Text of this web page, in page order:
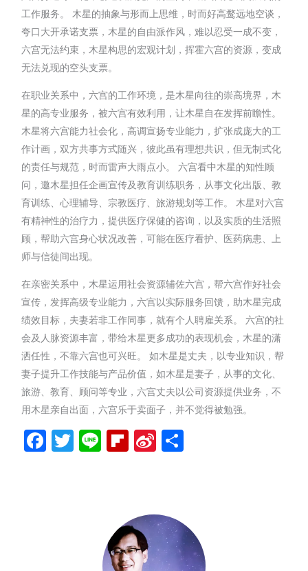
工作服务。 木星的抽象与形而上思维，时而好高鹜远地空谈，
夸口大开承诺支票，木星的自由派作风，难以忍受一成不变，
六宫无法约束，木星构思的宏观计划，挥霍六宫的资源，变成
无法兑现的空头支票。
在职业关系中，六宫的工作环境，是木星向往的崇高境界，木
星的高专业服务，被六宫有效利用，让木星自在发挥前瞻性。
木星将六宫能力社会化，高调宣扬专业能力，扩张成庞大的工
作计画，双方共事方式随兴，彼此虽有理想共识，但无制式化
的责任与规范，时而雷声大雨点小。 六宫看中木星的知性顾
问，邀木星担任企画宣传及教育训练职务，从事文化出版、教
育训练、心理辅导、宗教医疗、旅游规划等工作。 木星对六宫
有精神性的治疗力，提供医疗保健的咨询，以及实质的生活照
顾，帮助六宫身心状况改善，可能在医疗看护、医药病患、上
师与信徒间出现。
在亲密关系中，木星运用社会资源辅佐六宫，帮六宫作好社会
宣传，发挥高级专业能力，六宫以实际服务回馈，助木星完成
绩效目标，夫妻若非工作同事，就有个人聘雇关系。 六宫的社
会及人脉资源丰富，带给木星更多成功的表现机会，木星的潇
洒任性，不靠六宫也可兴旺。 如木星是丈夫，以专业知识，帮
妻子提升工作技能与产品价值，如木星是妻子，从事的文化、
旅游、教育、顾问等专业，六宫丈夫以公司资源提供业务，不
用木星亲自出面，六宫乐于卖面子，并不觉得被勉强。
Facebook
Twitter
LineFlipboard
Sina